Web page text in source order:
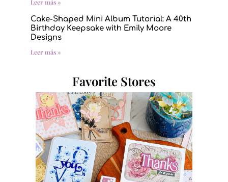
Leer más »
Cake-Shaped Mini Album Tutorial: A 40th
Birthday Keepsake with Emily Moore
Designs
Leer más »
Favorite Stores